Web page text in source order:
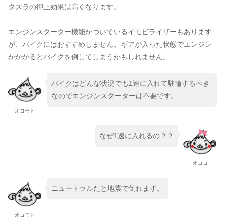
タズラの抑止効果は高くなります。
エンジンスターター機能がついているイモビライザーもあります
が、バイクにはおすすめしません。ギアが入った状態でエンジン
がかかるとバイクを倒してしまうかもしれません。
オコモト
バイクはどんな状況でも1速に入れて駐輪するべき
なのでエンジンスターターは不要です。
オココ
なぜ1速に入れるの？？
オコモト
ニュートラルだと地震で倒れます。